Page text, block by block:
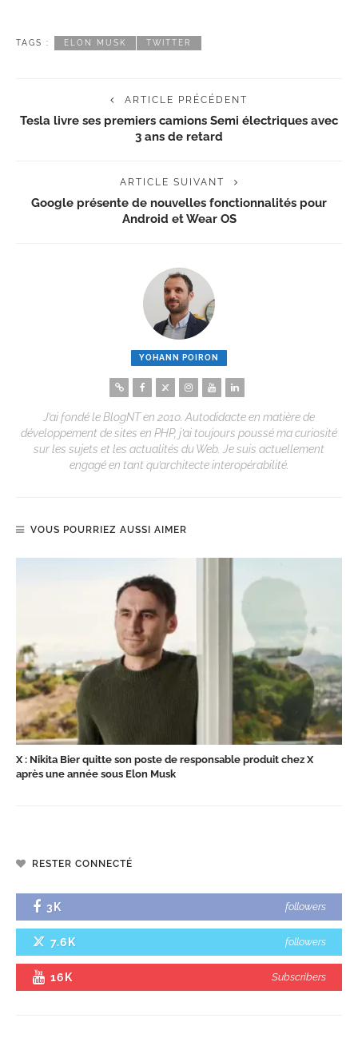
TAGS : ELON MUSK TWITTER
ARTICLE PRÉCÉDENT
Tesla livre ses premiers camions Semi électriques avec
3 ans de retard
ARTICLE SUIVANT
Google présente de nouvelles fonctionnalités pour
Android et Wear OS
YOHANN POIRON
J’ai fondé le BlogNT en 2010. Autodidacte en matière de
développement de sites en PHP, j’ai toujours poussé ma curiosité
sur les sujets et les actualités du Web. Je suis actuellement
engagé en tant qu’architecte interopérabilité.
VOUS POURRIEZ AUSSI AIMER
X : Nikita Bier quitte son poste de responsable produit chez X
après une année sous Elon Musk
RESTER CONNECTÉ
3K followers
7.6K followers
16K Subscribers